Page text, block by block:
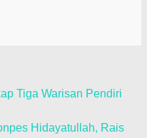
Tiga Warisan Pendiri
Hidayatullah, Rais